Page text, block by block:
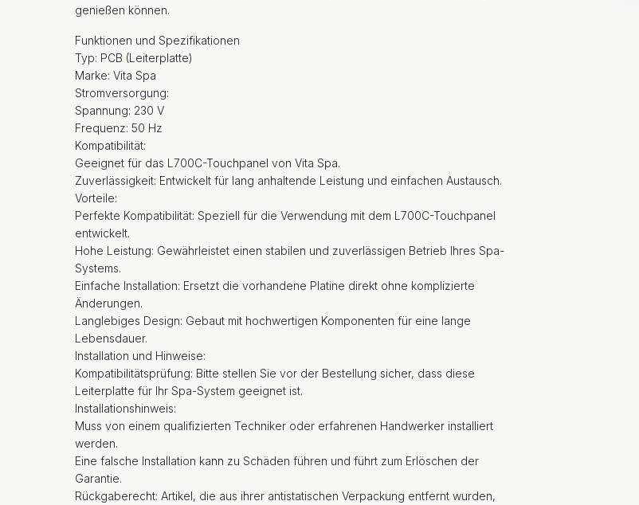
genießen können.
Funktionen und Spezifikationen
Typ: PCB (Leiterplatte)
Marke: Vita Spa
Stromversorgung:
Spannung: 230 V
Frequenz: 50 Hz
Kompatibilität:
Geeignet für das L700C-Touchpanel von Vita Spa.
Zuverlässigkeit: Entwickelt für lang anhaltende Leistung und einfachen Austausch.
Vorteile:
Perfekte Kompatibilität: Speziell für die Verwendung mit dem L700C-Touchpanel
entwickelt.
Hohe Leistung: Gewährleistet einen stabilen und zuverlässigen Betrieb Ihres Spa-
Systems.
Einfache Installation: Ersetzt die vorhandene Platine direkt ohne komplizierte
Änderungen.
Langlebiges Design: Gebaut mit hochwertigen Komponenten für eine lange
Lebensdauer.
Installation und Hinweise:
Kompatibilitätsprüfung: Bitte stellen Sie vor der Bestellung sicher, dass diese
Leiterplatte für Ihr Spa-System geeignet ist.
Installationshinweis:
Muss von einem qualifizierten Techniker oder erfahrenen Handwerker installiert
werden.
Eine falsche Installation kann zu Schäden führen und führt zum Erlöschen der
Garantie.
Rückgaberecht: Artikel, die aus ihrer antistatischen Verpackung entfernt wurden,